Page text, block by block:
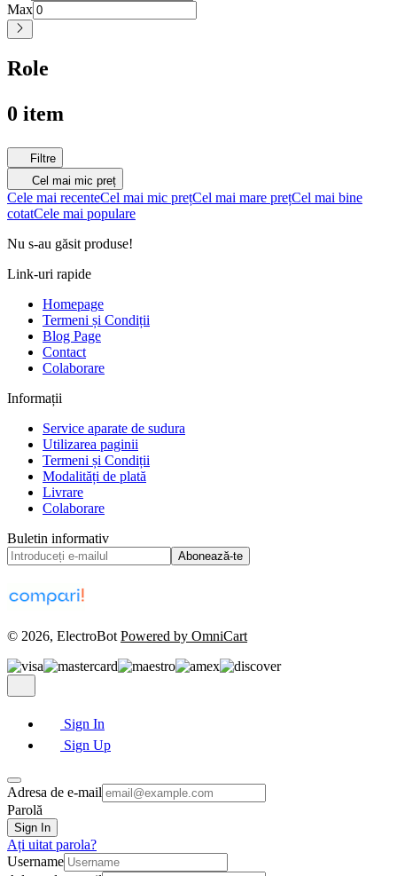
Max
Role
0 item
Filtre
Cel mai mic preț
Cele mai recenteCel mai mic prețCel mai mare prețCel mai bine
cotatCele mai populare
Nu s-au găsit produse!
Link-uri rapide
Homepage
Termeni și Condiții
Blog Page
Contact
Colaborare
Informații
Service aparate de sudura
Utilizarea paginii
Termeni și Condiții
Modalități de plată
Livrare
Colaborare
Buletin informativ
Abonează-te
© 2026, ElectroBot Powered by OmniCart
Sign In
Sign Up
Adresa de e-mail
Parolă
Sign In
Ați uitat parola?
Username